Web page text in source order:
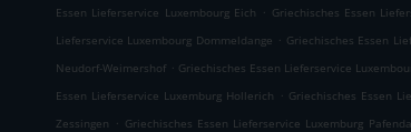
Essen Lieferservice Luxembourg Eich . Griechisches Essen
Lieferservice Luxembourg Dommeldange . Griechisches Essen
Neudorf-Weimershof . Griechisches Essen Lieferservice
Essen Lieferservice Luxemburg Hollerich . Griechisches Essen
Zessingen . Griechisches Essen Lieferservice Luxemburg